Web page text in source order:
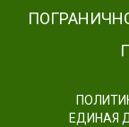
ЕДИНАЯ